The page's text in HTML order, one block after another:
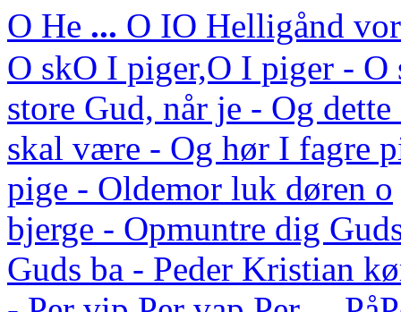
O He ... O IO Helligånd
O skO I piger,O I piger -
store Gud, når je - Og
skal være - Og hør I fagre
pige - Oldemor luk døren o
bjerge - Opmuntre dig
Guds ba - Peder Kristian